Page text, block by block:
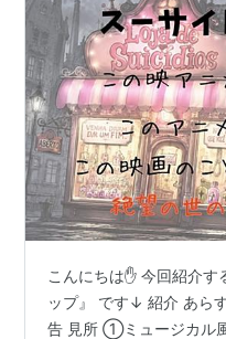
こんにちは✋ 今回紹介
ップ』 です↓ 紹介 あら
告 見所 ①ミュージカル